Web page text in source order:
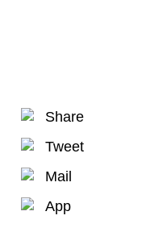
Share
Tweet
Mail
App